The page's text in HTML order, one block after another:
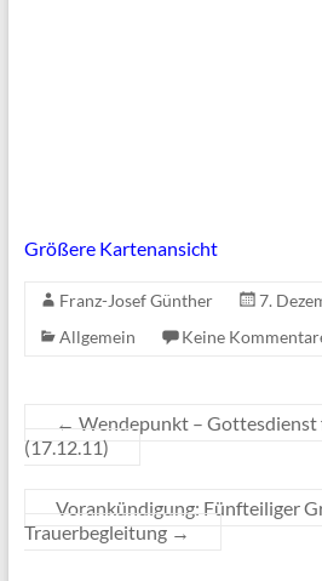
Größere Kartenansicht
Franz-Josef Günther
7.
Allgemein
Keine
← Wendepunkt – Gottesdienst
(17.12.11)
Vorankündigung: Fünfteiliger
Trauerbegleitung →